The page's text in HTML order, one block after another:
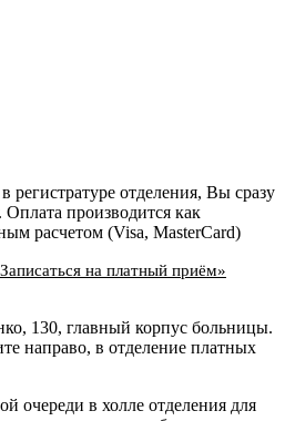
регистратуре отделения, Вы сразу
Оплата производится как
расчетом (Visa, MasterCard)
на платный приём»
130, главный корпус больницы.
направо, в отделение платных
очереди в холле отделения для